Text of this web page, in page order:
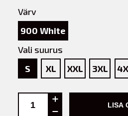
Värv
900 White
Vali suurus
S
XL XXL 3XL
LISA